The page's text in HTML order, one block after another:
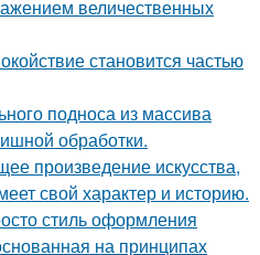
величественных
становится частью
подноса из массива
обработки.
произведение искусства,
свой характер и историю.
стиль оформления
на принципах